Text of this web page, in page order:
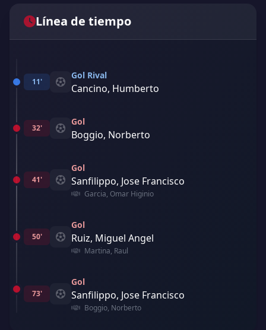
Línea de tiempo
11'
Gol Rival
Cancino, Humberto
32'
Gol
Boggio, Norberto
41'
Gol
Sanfilippo, Jose Francisco
Garcia, Omar Higinio
50'
Gol
Ruiz, Miguel Angel
Martina, Raul
73'
Gol
Sanfilippo, Jose Francisco
Boggio, Norberto